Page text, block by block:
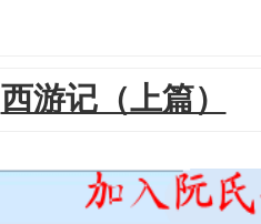
西游记（上篇）